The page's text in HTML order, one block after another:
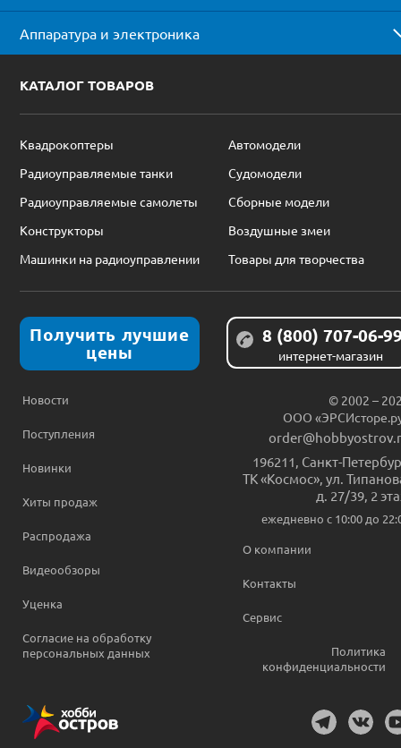
Аппаратура и электроника
КАТАЛОГ ТОВАРОВ
Квадрокоптеры
Автомодели
Радиоуправляемые танки
Судомодели
Радиоуправляемые самолеты
Сборные модели
Конструкторы
Воздушные змеи
Машинки на радиоуправлении
Товары для творчества
Получить лучшие
цены
8 (800) 707-06-
интернет-магазин
Новости
Поступления
Новинки
Хиты продаж
Распродажа
Видеообзоры
Уценка
Согласие на обработку
персональных данных
© 2002 –
ООО
196211, Санкт-
ТК «Космос», ул.
д. 27/39, 2
ежедневно c 10:00 до
О компании
Контакты
Сервис
Политика
конфиденциальности